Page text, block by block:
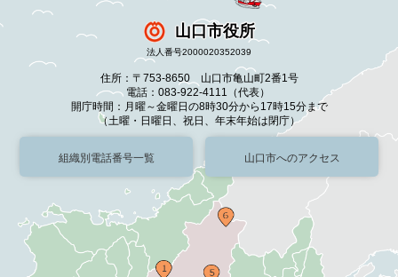
山口市役所
法人番号2000020352039
住所：〒753-8650 山口市亀山町2番1号
電話：083-922-4111（代表）
開庁時間：月曜～金曜日の8時30分から17時15分まで
（土曜・日曜日、祝日、年末年始は閉庁）
組織別電話番号一覧 山口市へのアクセス